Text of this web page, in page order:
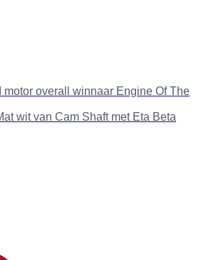
motor overall winnaar Engine Of The
wit van Cam Shaft met Eta Beta